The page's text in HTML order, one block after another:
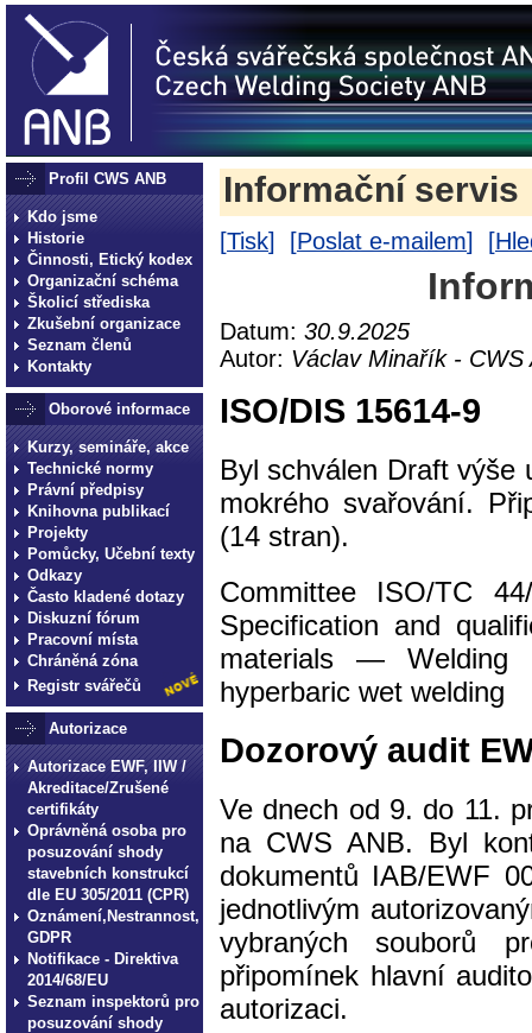
Profil CWS ANB
Kdo jsme
Historie
Činnosti, Etický kodex
Organizační schéma
Školicí střediska
Zkušební organizace
Seznam členů
Kontakty
Oborové informace
Kurzy, semináře, akce
Technické normy
Právní předpisy
Knihovna publikací
Projekty
Pomůcky, Učební texty
Odkazy
Často kladené dotazy
Diskuzní fórum
Pracovní místa
Chráněná zóna
Registr svářečů
Autorizace
Autorizace EWF, IIW /
Akreditace/Zrušené
certifikáty
Oprávněná osoba pro
posuzování shody
stavebních konstrukcí
dle EU 305/2011 (CPR)
Oznámení,Nestrannost,
GDPR
Notifikace - Direktiva
2014/68/EU
Seznam inspektorů pro
posuzování shody
Informační servis
[Tisk] [Poslat e-mailem] [
Datum: 30.9.2025
Autor: Václav Minařík - CWS
ISO/DIS 15614-9
Byl schválen Draft výše
mokrého svařování.
(14 stran).
Committee ISO/TC
Specification and
materials — Welding
hyperbaric wet welding
Dozorový audit
Ve dnech od 9. do 11.
na CWS ANB. Byl
dokumentů IAB/EWF
jednotlivým
vybraných souborů
připomínek hlavní
autorizaci.